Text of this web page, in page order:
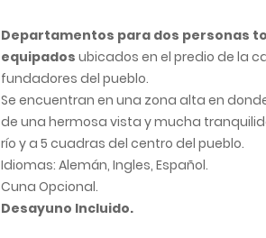
Departamentos para dos personas
equipados ubicados en el predio de la
fundadores del pueblo.
Se encuentran en una zona alta en
de una hermosa vista y mucha
río y a 5 cuadras del centro del pueblo.
Idiomas: Alemán, Ingles, Español.
Cuna Opcional.
Desayuno Incluido.